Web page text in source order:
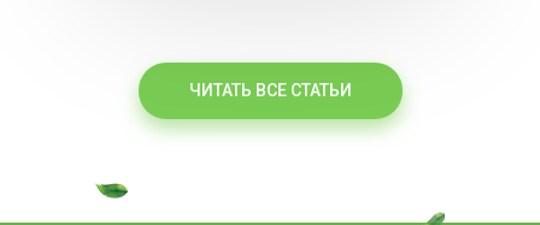
ЧИТАТЬ ВСЕ СТАТЬИ